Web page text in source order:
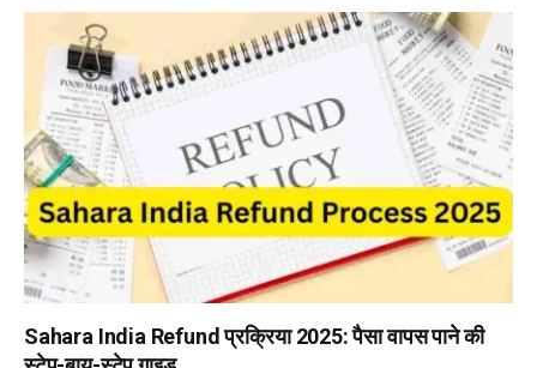
Sahara India Refund प्रक्रिया 2025: पैसा वापस पाने की